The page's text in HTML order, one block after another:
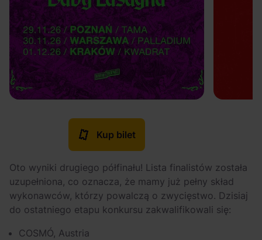
Kup bilet
Oto wyniki drugiego półfinału! Lista finalistów została
uzupełniona, co oznacza, że mamy już pełny skład
wykonawców, którzy powalczą o zwycięstwo. Dzisiaj
do ostatniego etapu konkursu zakwalifikowali się:
COSMÓ, Austria